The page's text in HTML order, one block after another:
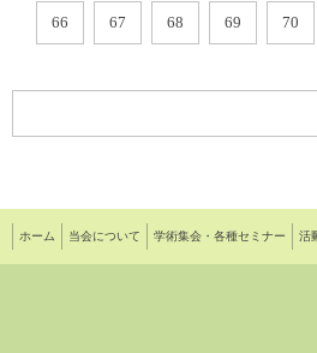
66 67 68 69 70
ホーム 当会について 学術集会・各種セミナー 活